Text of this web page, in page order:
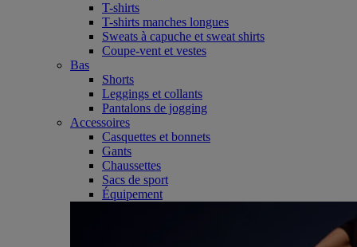
T-shirts
T-shirts manches longues
Sweats à capuche et sweat shirts
Coupe-vent et vestes
Bas
Shorts
Leggings et collants
Pantalons de jogging
Accessoires
Casquettes et bonnets
Gants
Chaussettes
Sacs de sport
Équipement